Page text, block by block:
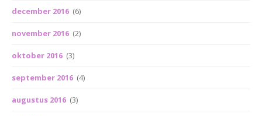
december 2016 (6)
november 2016 (2)
oktober 2016 (3)
september 2016 (4)
augustus 2016 (3)